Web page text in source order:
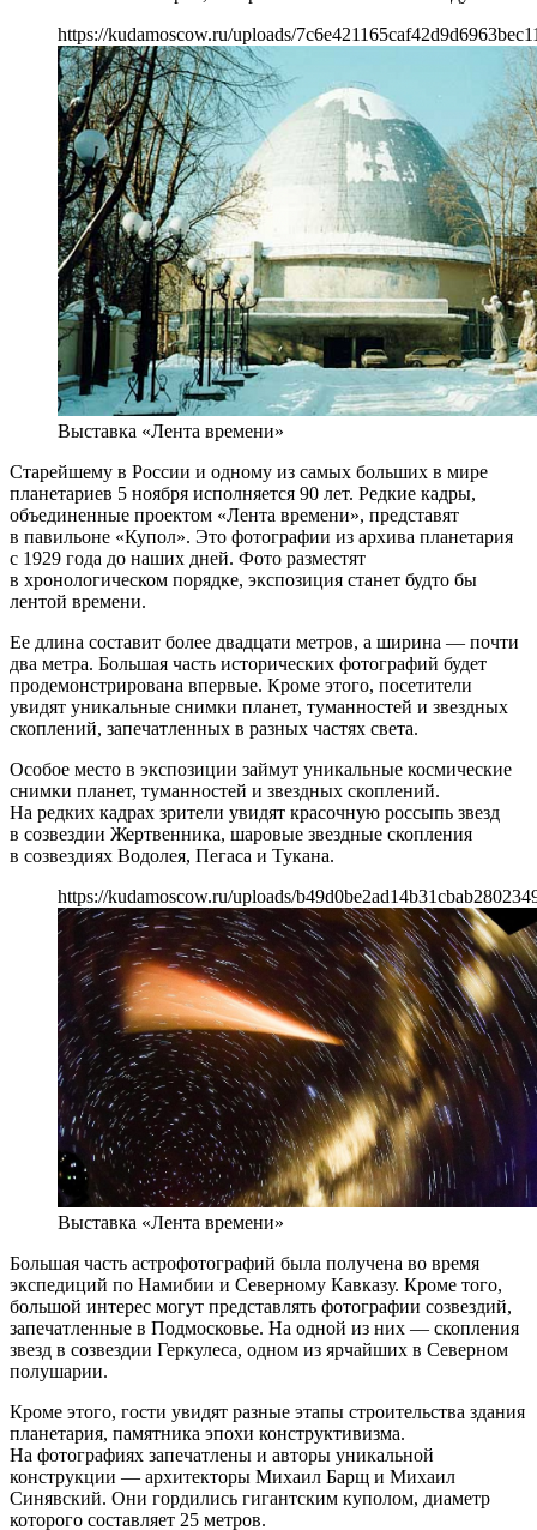
https://kudamoscow.ru/uploads/
Выставка «Лента времени»
Старейшему в России и одному из самых больших в мире
планетариев 5 ноября исполняется 90 лет. Редкие кадры,
объединенные проектом «Лента времени», представят
в павильоне «Купол». Это фотографии из архива планетария
с 1929 года до наших дней. Фото разместят
в хронологическом порядке, экспозиция станет будто бы
лентой времени.
Ее длина составит более двадцати метров, а ширина — почти
два метра. Большая часть исторических фотографий будет
продемонстрирована впервые. Кроме этого, посетители
увидят уникальные снимки планет, туманностей и звездных
скоплений, запечатленных в разных частях света.
Особое место в экспозиции займут уникальные космические
снимки планет, туманностей и звездных скоплений.
На редких кадрах зрители увидят красочную россыпь звезд
в созвездии Жертвенника, шаровые звездные скопления
в созвездиях Водолея, Пегаса и Тукана.
https://kudamoscow.ru/uploads/
Выставка «Лента времени»
Большая часть астрофотографий была получена во время
экспедиций по Намибии и Северному Кавказу. Кроме того,
большой интерес могут представлять фотографии созвездий,
запечатленные в Подмосковье. На одной из них — скопления
звезд в созвездии Геркулеса, одном из ярчайших в Северном
полушарии.
Кроме этого, гости увидят разные этапы строительства здания
планетария, памятника эпохи конструктивизма.
На фотографиях запечатлены и авторы уникальной
конструкции — архитекторы Михаил Барщ и Михаил
Синявский. Они гордились гигантским куполом, диаметр
которого составляет 25 метров.